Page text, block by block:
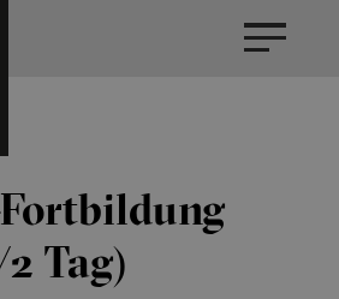
Fortbildung
Tag)